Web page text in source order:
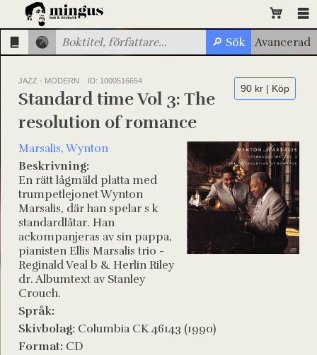
JAZZ - MODERN ID: 1000516654
90 kr | Köp
Standard time Vol 3: The
resolution of romance
Marsalis, Wynton
Beskrivning:
En rätt lågmäld platta med
trumpetlejonet Wynton
Marsalis, där han spelar s k
standardlåtar. Han
ackompanjeras av sin pappa,
pianisten Ellis Marsalis trio -
Reginald Veal b & Herlin Riley
dr. Albumtext av Stanley
Crouch.
Språk:
Skivbolag: Columbia CK 46143 (1990)
Format: CD